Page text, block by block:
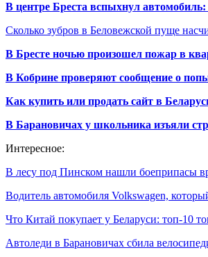
В центре Бреста вспыхнул
Сколько зубров в Беловежской пуще
В Бресте ночью произошел пожар в
В Кобрине проверяют сообщение о
Как купить или продать сайт в
В Барановичах у школьника изъяли
Интересное:
В лесу под Пинском нашли боеприпасы
Водитель автомобиля Volkswagen,
Что Китай покупает у Беларуси: топ-10
Автоледи в Барановичах сбила